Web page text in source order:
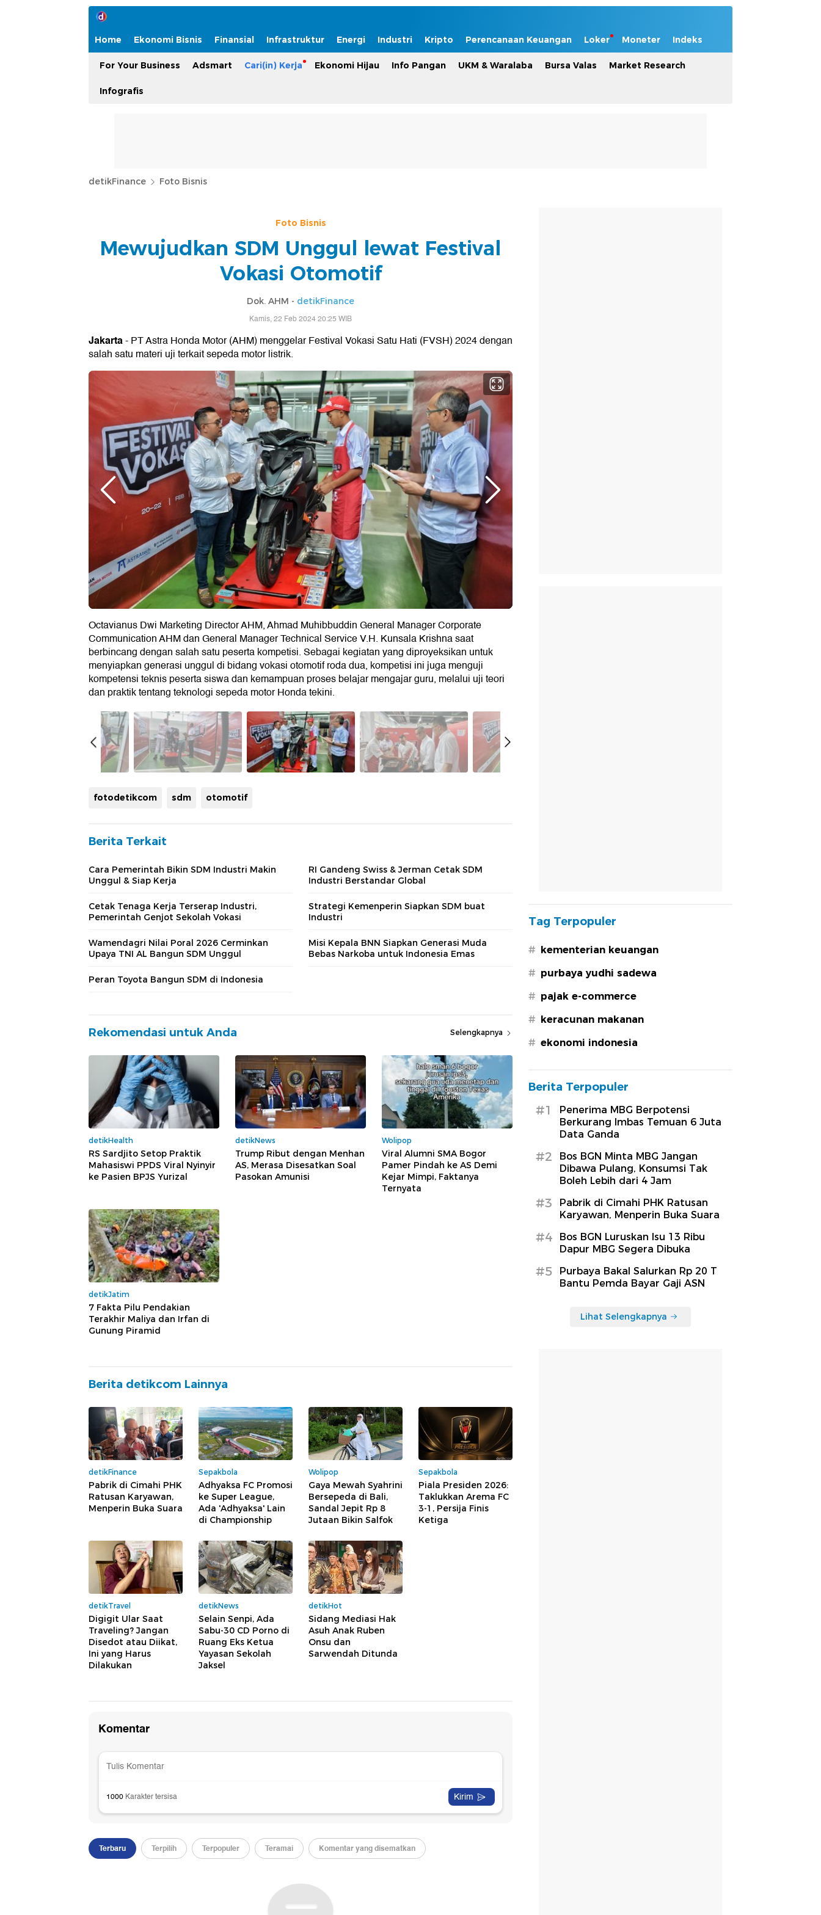
Home Ekonomi Bisnis Finansial Infrastruktur Energi Industri Kripto Perencanaan Keuangan Loker Moneter Indeks
For Your Business Adsmart Cari(in) Kerja Ekonomi Hijau Info Pangan UKM & Waralaba Bursa Valas Market Research
Infografis
detikFinance Foto Bisnis
Foto Bisnis
Mewujudkan SDM Unggul lewat Festival
Vokasi Otomotif
Dok. AHM - detikFinance
Kamis, 22 Feb 2024 20:25 WIB
Jakarta- PT Astra Honda Motor (AHM) menggelar Festival Vokasi Satu Hati (FVSH) 2024 dengan
salah satu materi uji terkait sepeda motor listrik.
Octavianus Dwi Marketing Director AHM, Ahmad Muhibbuddin General Manager Corporate
Communication AHM dan General Manager Technical Service V.H. Kunsala Krishna saat
berbincang dengan salah satu peserta kompetisi. Sebagai kegiatan yang diproyeksikan untuk
menyiapkan generasi unggul di bidang vokasi otomotif roda dua, kompetisi ini juga menguji
kompetensi teknis peserta siswa dan kemampuan proses belajar mengajar guru, melalui uji teori
dan praktik tentang teknologi sepeda motor Honda tekini.
fotodetikcom sdm otomotif
Berita Terkait
Cara Pemerintah Bikin SDM Industri Makin
Unggul & Siap Kerja
RI Gandeng Swiss & Jerman Cetak SDM
Industri Berstandar Global
Cetak Tenaga Kerja Terserap Industri,
Pemerintah Genjot Sekolah Vokasi
Strategi Kemenperin Siapkan SDM buat
Industri
Wamendagri Nilai Poral 2026 Cerminkan
Upaya TNI AL Bangun SDM Unggul
Misi Kepala BNN Siapkan Generasi Muda
Bebas Narkoba untuk Indonesia Emas
Peran Toyota Bangun SDM di Indonesia
Rekomendasi untuk Anda Selengkapnya
detikHealth
RS Sardjito Setop Praktik
Mahasiswi PPDS Viral Nyinyir
ke Pasien BPJS Yurizal
detikNews
Trump Ribut dengan Menhan
AS, Merasa Disesatkan Soal
Pasokan Amunisi
Wolipop
Viral Alumni SMA Bogor
Pamer Pindah ke AS Demi
Kejar Mimpi, Faktanya
Ternyata
detikJatim
7 Fakta Pilu Pendakian
Terakhir Maliya dan Irfan di
Gunung Piramid
Berita detikcom Lainnya
detikFinance
Pabrik di Cimahi PHK
Ratusan Karyawan,
Menperin Buka Suara
Sepakbola
Adhyaksa FC Promosi
ke Super League,
Ada 'Adhyaksa' Lain
di Championship
Wolipop
Gaya Mewah Syahrini
Bersepeda di Bali,
Sandal Jepit Rp 8
Jutaan Bikin Salfok
Sepakbola
Piala Presiden 2026:
Taklukkan Arema FC
3-1, Persija Finis
Ketiga
detikTravel
Digigit Ular Saat
Traveling? Jangan
Disedot atau Diikat,
Ini yang Harus
Dilakukan
detikNews
Selain Senpi, Ada
Sabu-30 CD Porno di
Ruang Eks Ketua
Yayasan Sekolah
Jaksel
detikHot
Sidang Mediasi Hak
Asuh Anak Ruben
Onsu dan
Sarwendah Ditunda
Tag Terpopuler
# kementerian keuangan
# purbaya yudhi sadewa
# pajak e-commerce
# keracunan makanan
# ekonomi indonesia
Berita Terpopuler
#1
Penerima MBG Berpotensi
Berkurang Imbas Temuan 6 Juta
Data Ganda
#2
Bos BGN Minta MBG Jangan
Dibawa Pulang, Konsumsi Tak
Boleh Lebih dari 4 Jam
#3
Pabrik di Cimahi PHK Ratusan
Karyawan, Menperin Buka Suara
#4
Bos BGN Luruskan Isu 13 Ribu
Dapur MBG Segera Dibuka
#5
Purbaya Bakal Salurkan Rp 20 T
Bantu Pemda Bayar Gaji ASN
Lihat Selengkapnya